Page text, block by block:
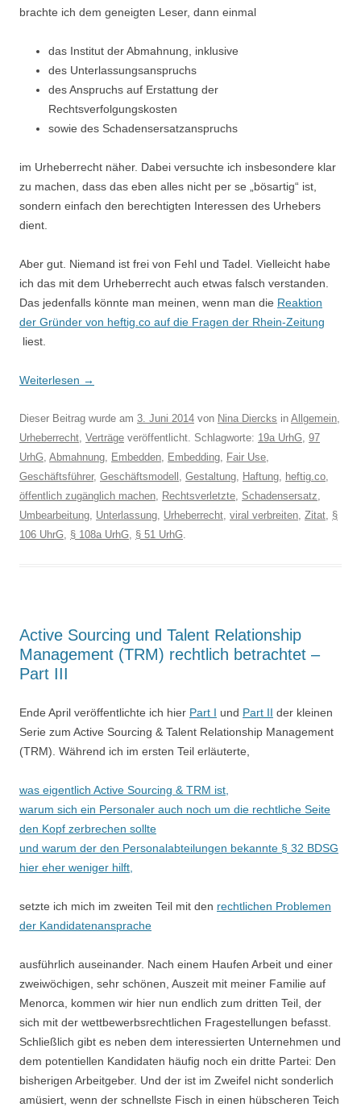
brachte ich dem geneigten Leser, dann einmal
das Institut der Abmahnung, inklusive
des Unterlassungsanspruchs
des Anspruchs auf Erstattung der
Rechtsverfolgungskosten
sowie des Schadensersatzanspruchs
im Urheberrecht näher. Dabei versuchte ich insbesondere klar
zu machen, dass das eben alles nicht per se „bösartig“ ist,
sondern einfach den berechtigten Interessen des Urhebers
dient.
Aber gut. Niemand ist frei von Fehl und Tadel. Vielleicht habe
ich das mit dem Urheberrecht auch etwas falsch verstanden.
Das jedenfalls könnte man meinen, wenn man die Reaktion
der Gründer von heftig.co auf die Fragen der Rhein-Zeitung
liest.
Weiterlesen →
Dieser Beitrag wurde am 3. Juni 2014 von Nina Diercks in Allgemein,
Urheberrecht, Verträge veröffentlicht. Schlagworte: 19a UrhG, 97
UrhG, Abmahnung, Embedden, Embedding, Fair Use,
Geschäftsführer, Geschäftsmodell , Gestaltung, Haftung, heftig.co,
öffentlich zugänglich machen, Rechtsverletzte, Schadensersatz,
Umbearbeitung, Unterlassung, Urheberrecht, viral verbreiten, Zitat, §
106 UhrG, § 108a UrhG, § 51 UrhG.
Active Sourcing und Talent Relationship
Management (TRM) rechtlich betrachtet –
Part III
Ende April veröffentlichte ich hier Part I und Part II der kleinen
Serie zum Active Sourcing & Talent Relationship Management
(TRM). Während ich im ersten Teil erläuterte,
was eigentlich Active Sourcing & TRM ist,
warum sich ein Personaler auch noch um die rechtliche Seite
den Kopf zerbrechen sollte
und warum der den Personalabteilungen bekannte § 32 BDSG
hier eher weniger hilft,
setzte ich mich im zweiten Teil mit den rechtlichen Problemen
der Kandidatenansprache
ausführlich auseinander. Nach einem Haufen Arbeit und einer
zweiwöchigen, sehr schönen, Auszeit mit meiner Familie auf
Menorca, kommen wir hier nun endlich zum dritten Teil, der
sich mit der wettbewerbsrechtlichen Fragestellungen befasst.
Schließlich gibt es neben dem interessierten Unternehmen und
dem potentiellen Kandidaten häufig noch ein dritte Partei: Den
bisherigen Arbeitgeber. Und der ist im Zweifel nicht sonderlich
amüsiert, wenn der schnellste Fisch in einen hübscheren Teich